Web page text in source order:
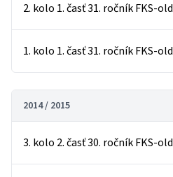
2. kolo 1. časť 31. ročník FKS-old
1. kolo 1. časť 31. ročník FKS-old
2014 / 2015
3. kolo 2. časť 30. ročník FKS-old